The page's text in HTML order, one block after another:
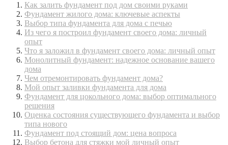
Как залить фундамент под дом своими руками
Фундамент жилого дома: ключевые аспекты
Выбор типа фундамента для дома с печью
Из чего я построил фундамент своего дома: личный
опыт
Что я заложил в фундамент своего дома: личный опыт
Монолитный фундамент: надежное основание вашего
дома
Чем отремонтировать фундамент дома?
Мой опыт заливки фундамента для дома
Фундамент для цокольного дома: выбор оптимального
решения
Оценка состояния существующего фундамента и выбор
типа нового
Фундамент под стоящий дом: цена вопроса
Выбор бетона для стяжки мой личный опыт